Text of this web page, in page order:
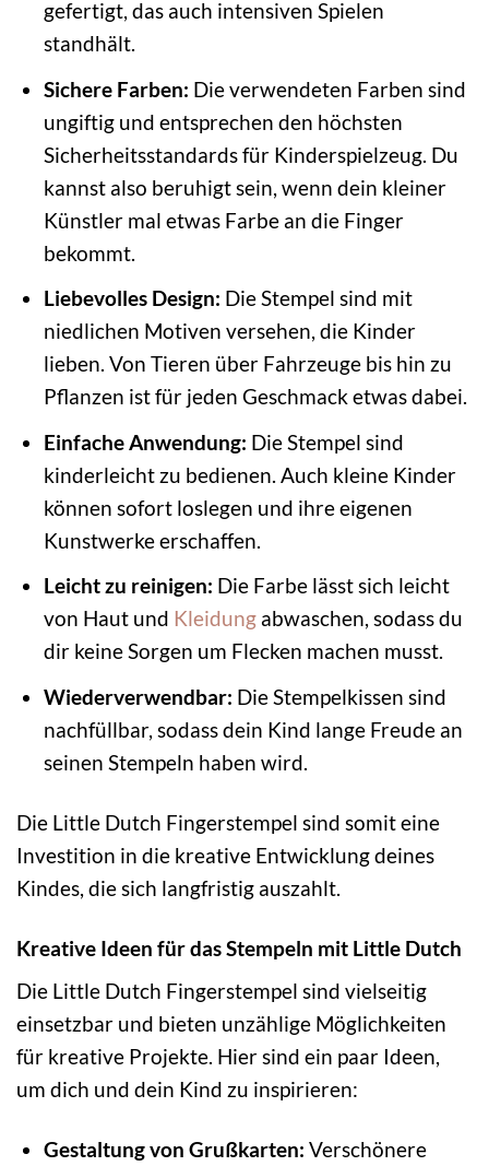
gefertigt, das auch intensiven Spielen
standhält.
Sichere Farben: Die verwendeten Farben sind
ungiftig und entsprechen den höchsten
Sicherheitsstandards für Kinderspielzeug. Du
kannst also beruhigt sein, wenn dein kleiner
Künstler mal etwas Farbe an die Finger
bekommt.
Liebevolles Design: Die Stempel sind mit
niedlichen Motiven versehen, die Kinder
lieben. Von Tieren über Fahrzeuge bis hin zu
Pflanzen ist für jeden Geschmack etwas dabei.
Einfache Anwendung: Die Stempel sind
kinderleicht zu bedienen. Auch kleine Kinder
können sofort loslegen und ihre eigenen
Kunstwerke erschaffen.
Leicht zu reinigen: Die Farbe lässt sich leicht
von Haut und Kleidungabwaschen, sodass du
dir keine Sorgen um Flecken machen musst.
Wiederverwendbar: Die Stempelkissen sind
nachfüllbar, sodass dein Kind lange Freude an
seinen Stempeln haben wird.
Die Little Dutch Fingerstempel sind somit eine
Investition in die kreative Entwicklung deines
Kindes, die sich langfristig auszahlt.
Kreative Ideen für das Stempeln mit Little Dutch
Die Little Dutch Fingerstempel sind vielseitig
einsetzbar und bieten unzählige Möglichkeiten
für kreative Projekte. Hier sind ein paar Ideen,
um dich und dein Kind zu inspirieren:
Gestaltung von Grußkarten: Verschönere